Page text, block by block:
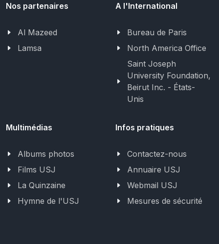
Nos partenaires
Al Mazeed
Lamsa
A l'International
Bureau de Paris
North America Office
Saint Joseph
University Foundation,
Beirut Inc. - États-
Unis
Multimédias
Albums photos
Films USJ
La Quinzaine
Hymne de l'USJ
Infos pratiques
Contactez-nous
Annuaire USJ
Webmail USJ
Mesures de sécurité